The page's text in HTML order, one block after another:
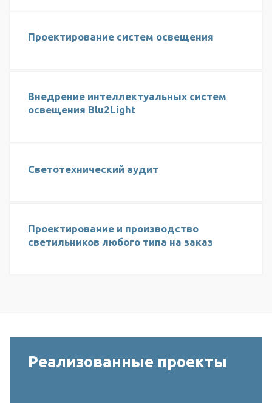
Проектирование систем освещения
Внедрение интеллектуальных систем
освещения Blu2Light
Светотехнический аудит
Проектирование и производство
светильников любого типа на заказ
Реализованные проекты